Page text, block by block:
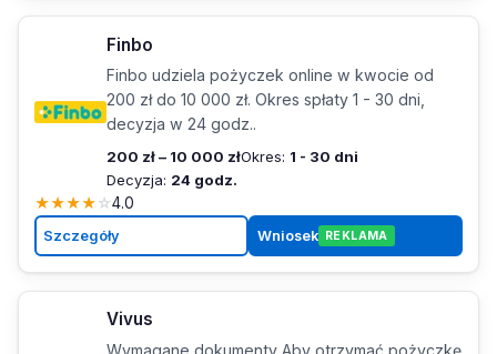
Finbo
Finbo udziela pożyczek online w kwocie od
200 zł do 10 000 zł. Okres spłaty 1 - 30 dni,
decyzja w 24 godz..
200 zł – 10 000 złOkres: 1 - 30 dni
Decyzja: 24 godz.
★★★★☆4.0
Szczegóły Wniosek REKLAMA
Vivus